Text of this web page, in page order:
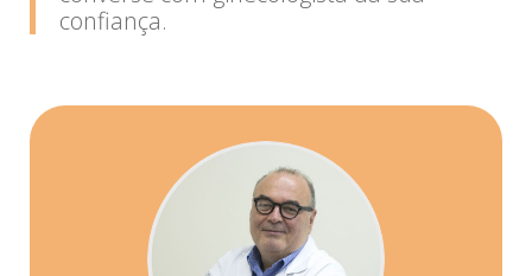
confiança.